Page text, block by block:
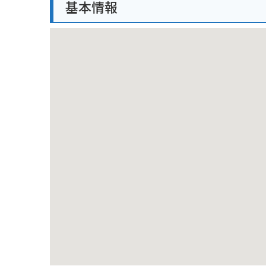
芝桜の開花時期以外にも、夏は緑の絨毯、秋はススキ
基本情報